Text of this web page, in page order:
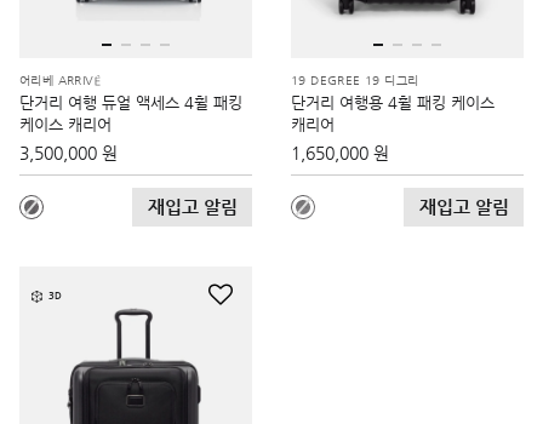
어리베 ARRIVÉ
단거리 여행 듀얼 액세스 4휠 패킹
케이스 캐리어
3,500,000 원
재입고 알림
19 DEGREE 19 디그리
단거리 여행용 4휠 패킹 케이스
캐리어
1,650,000 원
재입고 알림
3D